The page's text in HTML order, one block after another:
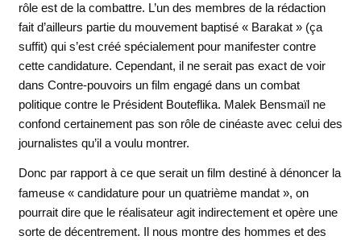
rôle est de la combattre. L’un des membres de la rédaction
fait d’ailleurs partie du mouvement baptisé « Barakat » (ça
suffit) qui s’est créé spécialement pour manifester contre
cette candidature. Cependant, il ne serait pas exact de voir
dans Contre-pouvoirs un film engagé dans un combat
politique contre le Président Bouteflika. Malek Bensmaïl ne
confond certainement pas son rôle de cinéaste avec celui des
journalistes qu’il a voulu montrer.
Donc par rapport à ce que serait un film destiné à dénoncer la
fameuse « candidature pour un quatrième mandat », on
pourrait dire que le réalisateur agit indirectement et opère une
sorte de décentrement. Il nous montre des hommes et des